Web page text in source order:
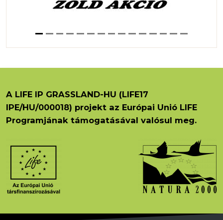
A LIFE IP GRASSLAND-HU (LIFE17
IPE/HU/000018) projekt az Európai Unió LIFE
Programjának támogatásával valósul meg.